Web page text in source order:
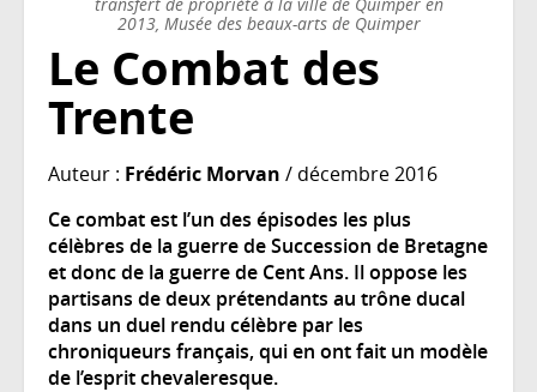
2013, Musée des beaux-arts de Quimper
Le Combat des
Trente
Auteur : Frédéric Morvan / décembre 2016
Ce combat est l’un des épisodes les plus
célèbres de la guerre de Succession de Bretagne
et donc de la guerre de Cent Ans. Il oppose les
partisans de deux prétendants au trône ducal
dans un duel rendu célèbre par les
chroniqueurs français, qui en ont fait un modèle
de l’esprit chevaleresque.